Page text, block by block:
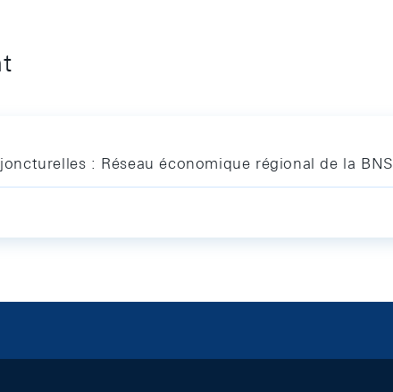
: Réseau économique régional de la BNS